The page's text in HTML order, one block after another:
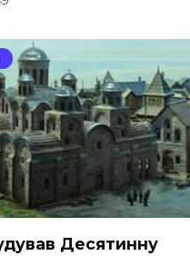
Десятинну